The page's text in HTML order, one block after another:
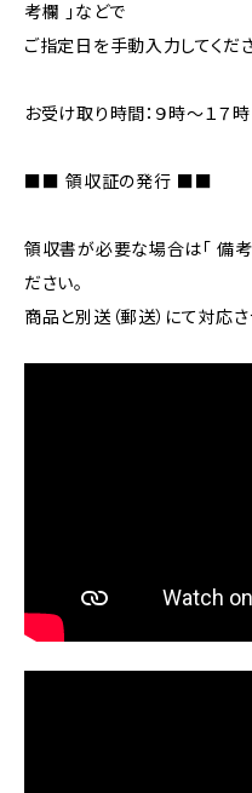
考欄 」などで
ご指定日を手動入力してくださ
お受け取り時間：９時～１７時
■■ 領収証の発行 ■■
領収書が必要な場合は「 備考
ださい。
商品と別送（郵送）にて対応さ